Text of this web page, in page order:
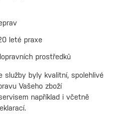
leté praxe
prostředků
služby byly kvalitní, spolehlivé
Vašeho zboží
například i včetně